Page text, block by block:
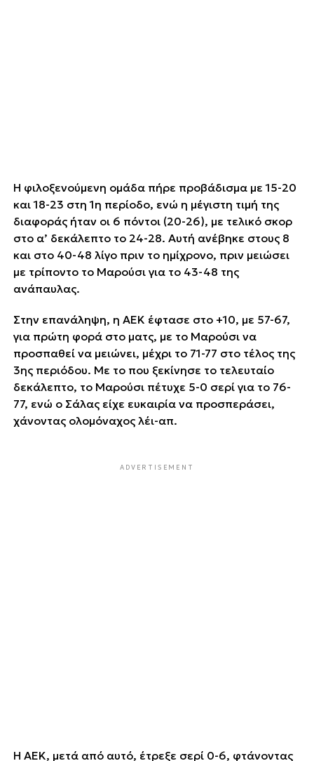
Η φιλοξενούμενη ομάδα πήρε προβάδισμα με 15-20
και 18-23 στη 1η περίοδο, ενώ η μέγιστη τιμή της
διαφοράς ήταν οι 6 πόντοι (20-26), με τελικό σκορ
στο α’ δεκάλεπτο το 24-28. Αυτή ανέβηκε στους 8
και στο 40-48 λίγο πριν το ημίχρονο, πριν μειώσει
με τρίποντο το Μαρούσι για το 43-48 της
ανάπαυλας.
Στην επανάληψη, η ΑΕΚ έφτασε στο +10, με 57-67,
για πρώτη φορά στο ματς, με το Μαρούσι να
προσπαθεί να μειώνει, μέχρι το 71-77 στο τέλος της
3ης περιόδου. Με το που ξεκίνησε το τελευταίο
δεκάλεπτο, το Μαρούσι πέτυχε 5-0 σερί για το 76-
77, ενώ ο Σάλας είχε ευκαιρία να προσπεράσει,
χάνοντας ολομόναχος λέι-απ.
ADVERTISEMENT
Η ΑΕΚ, μετά από αυτό, έτρεξε σερί 0-6, φτάνοντας